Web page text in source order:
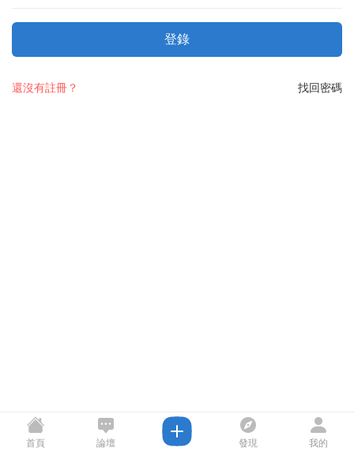
登錄
找回密碼
還沒有註冊？
首頁 論壇 發現 我的